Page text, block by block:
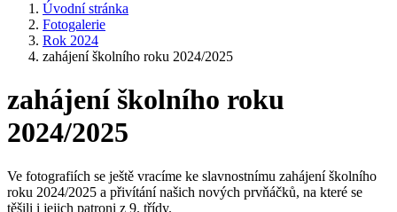
Úvodní stránka
Fotogalerie
Rok 2024
zahájení školního roku 2024/2025
zahájení školního roku
2024/2025
Ve fotografiích se ještě vracíme ke slavnostnímu zahájení školního
roku 2024/2025 a přivítání našich nových prvňáčků, na které se
těšili i jejich patroni z 9. třídy.